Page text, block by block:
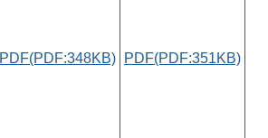
PDF(PDF:348KB) PDF(PDF:351KB)